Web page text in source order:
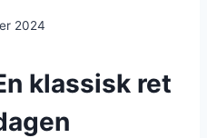
2024
klassisk ret